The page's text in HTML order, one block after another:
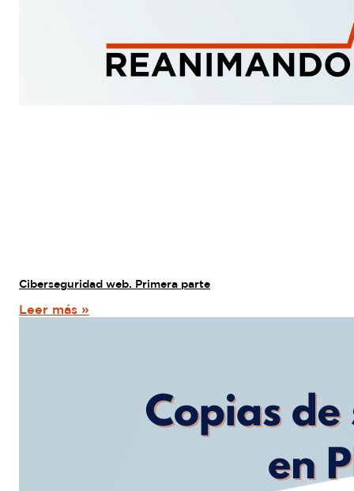
Ciberseguridad web. Primera parte
Leer más »